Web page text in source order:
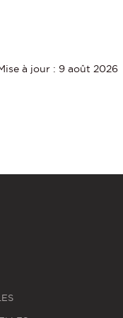
à jour : 9 août 2026